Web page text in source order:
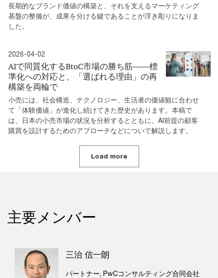
長期的なブランド価値の構築と、それを支えるマーケティング
基盤の整備が、成果を分ける鍵であることが浮き彫りになりま
した。
2026-04-02
AIで同質化するBtoC市場の勝ち筋――標
準化への対応と、「選ばれる理由」の再
構築を両輪で
小売には、社会構造、テクノロジー、生活者の価値観に合わせ
て「体験価値」が進化し続けてきた歴史があります。本稿で
は、日本の小売市場の状況を分析するとともに、AI前提の顧客
購買を設計するためのアプローチなどについて解説します。
Load more
主要メンバー
三治 信一朗
パートナー, PwCコンサルティング合同会社